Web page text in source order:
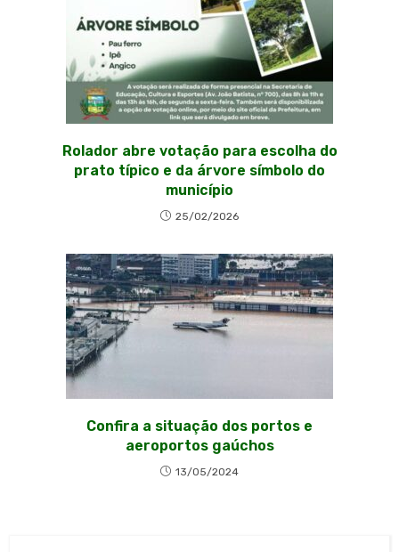
Rolador abre votação para escolha do
prato típico e da árvore símbolo do
município
25/02/2026
Confira a situação dos portos e
aeroportos gaúchos
13/05/2024